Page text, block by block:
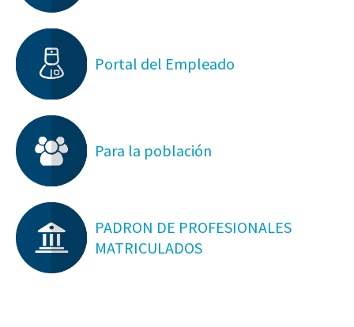
Portal del Empleado
Para la población
PADRON DE PROFESIONALES
MATRICULADOS